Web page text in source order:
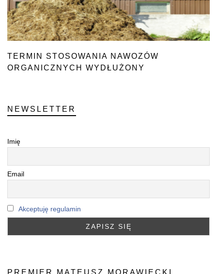
TERMIN STOSOWANIA NAWOZÓW
ORGANICZNYCH WYDŁUŻONY
NEWSLETTER
Imię
Email
Akceptuję regulamin